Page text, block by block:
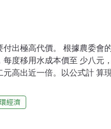
出極高代價。 根據農委會
度移用水成本價至 少八元
高出近一倍。以公式計 算
須與農業單位進行協調，並
水先後順序以民生用水優先
經濟